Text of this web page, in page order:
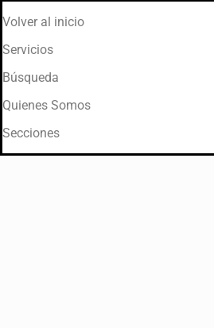
Volver al inicio
Servicios
Búsqueda
Quienes Somos
Secciones